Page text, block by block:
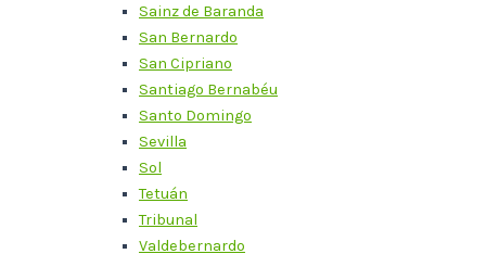
Sainz de Baranda
San Bernardo
San Cipriano
Santiago Bernabéu
Santo Domingo
Sevilla
Sol
Tetuán
Tribunal
Valdebernardo